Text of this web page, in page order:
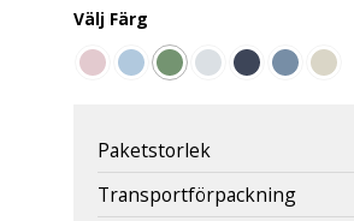
Välj Färg
Paketstorlek
Transportförpackning